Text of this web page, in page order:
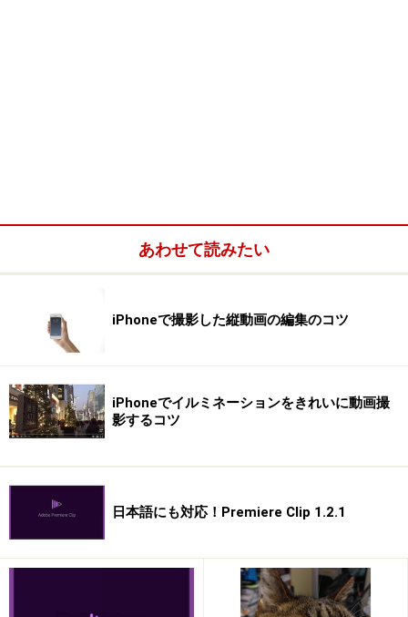
あわせて読みたい
iPhoneで撮影した縦動画の編集のコツ
iPhoneでイルミネーションをきれいに動画撮
影するコツ
日本語にも対応！Premiere Clip 1.2.1